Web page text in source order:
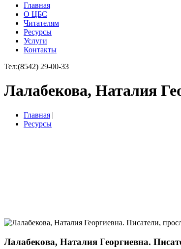
Главная
О ЦБС
Читателям
Ресурсы
Услуги
Контакты
Тел:(8542) 29-00-33
Лалабекова, Наталия
Главная |
Ресурсы
Лалабекова, Наталия Георгиевна.